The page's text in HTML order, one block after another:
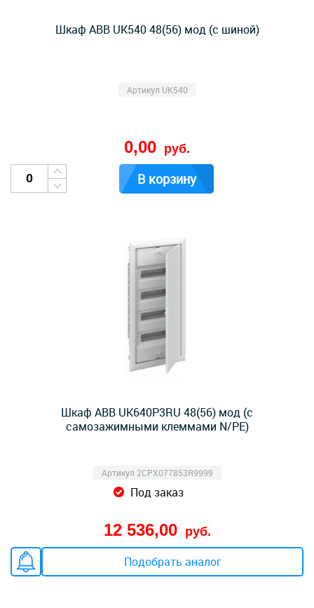
Шкаф АВВ UK540 48(56) мод (с шиной)
Артикул UK540
0,00 руб.
В корзину
Шкаф ABB UK640P3RU 48(56) мод (с
самозажимными клеммами N/PE)
Артикул 2CPX077853R9999
Под заказ
12 536,00 руб.
Подобрать аналог